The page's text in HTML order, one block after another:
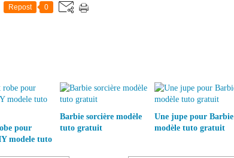
Repost 0
pour
modele tuto
Barbie sorcière modèle
tuto gratuit
Une jupe pour Barbie
modèle tuto gratuit